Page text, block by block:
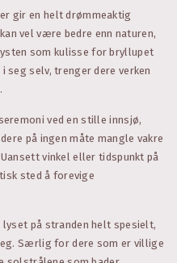
gir en helt drømmeaktig
vel være bedre enn naturen,
som kulisse for bryllupet
seg selv, trenger dere verken
ved en stille innsjø,
på ingen måte mangle vakre
vinkel eller tidspunkt på
sted å forevige
på stranden helt spesielt,
Særlig for dere som er villige